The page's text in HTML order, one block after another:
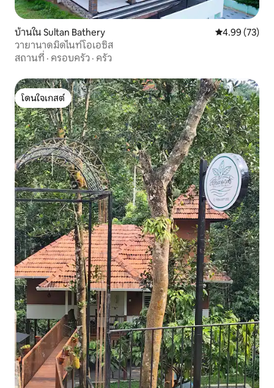
บ้านใน Sultan Bathery คะแนนเฉลี่ย
4.99 (73)
วายานาดมิดไนท์โอเอซิส
สถานที่ · ครอบครัว · ครัว
โดนใจเกสต์
โดนใจเกสต์